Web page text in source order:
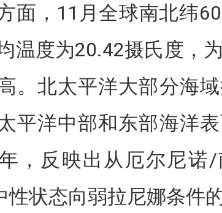
面，11月全球南北纬
温度为20.42摄氏度，
。北太平洋大部分海域
平洋中部和东部海洋
，反映出从厄尔尼诺/
性状态向弱拉尼娜条件的